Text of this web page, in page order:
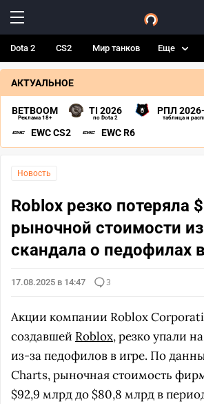
Dota 2 CS2 Мир танков Еще
АКТУАЛЬНОЕ
BETBOOM
Реклама 18+
TI 2026
по Dota 2
РПЛ
таблица и
EWC CS2 EWC R6
Новость
Roblox резко потеряла
рыночной стоимости
скандала о педофилах
17.08.2025 в 14:47 3
Акции компании Roblox
создавшей Roblox, резко упали
из-за педофилов в игре. По
Charts, рыночная стоимость
$92,9 млрд до $80,8 млрд в